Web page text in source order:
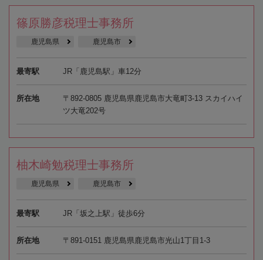
篠原勝彦税理士事務所
鹿児島県 鹿児島市
最寄駅 JR「鹿児島駅」車12分
所在地
〒892-0805 鹿児島県鹿児島市大竜町3-13 スカイハイ
ツ大竜202号
柚木崎勉税理士事務所
鹿児島県 鹿児島市
最寄駅 JR「坂之上駅」徒歩6分
所在地 〒891-0151 鹿児島県鹿児島市光山1丁目1-3